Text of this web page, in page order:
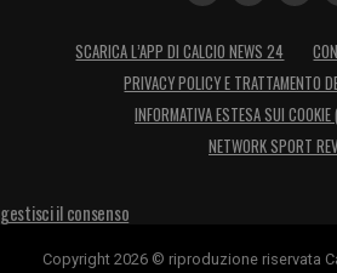
stagione,Conteha avuto il
solidità difensiva alla
grosso merito dei
sanno come e dove
l’altezza del pressing.
SCARICA L’APP DI CALCIO NEWS 24
PRIVACY POLICY E TRATTAMENTO
INFORMATIVA ESTESA SUI COOKIE
NETWORK SPORT
gestisci il consenso
Copyright 2026 © riproduzione riservata